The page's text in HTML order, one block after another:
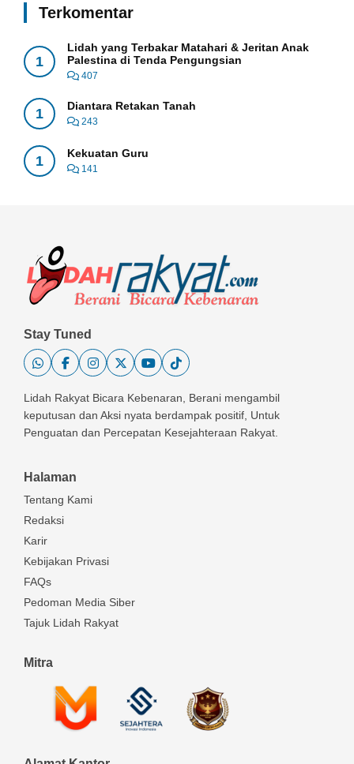
Terkomentar
1
Lidah yang Terbakar Matahari & Jeritan Anak
Palestina di Tenda Pengungsian
407
1 Diantara Retakan Tanah
243
1 Kekuatan Guru
141
Stay Tuned
Lidah Rakyat Bicara Kebenaran, Berani mengambil
keputusan dan Aksi nyata berdampak positif, Untuk
Penguatan dan Percepatan Kesejahteraan Rakyat.
Halaman
Tentang Kami
Redaksi
Karir
Kebijakan Privasi
FAQs
Pedoman Media Siber
Tajuk Lidah Rakyat
Mitra